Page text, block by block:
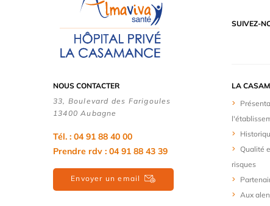
SUIVEZ-
NOUS CONTACTER
33, Boulevard des Farigoules
13400 Aubagne
Tél. : 04 91 88 40 00
Prendre rdv : 04 91 88 43 39
Envoyer un email
LA
Qualité
risques
Aux